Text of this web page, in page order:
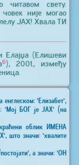
свету.
није могао
ЈАХ! Хвала ТИ
Елајџа (Елишеви
6), 2001., између
енглеском: 'Елизабет',
'Мој БОГ је ЈАХ' (на
облик ИМЕНА
што значи: 'хвалите
а значи: 'ОН